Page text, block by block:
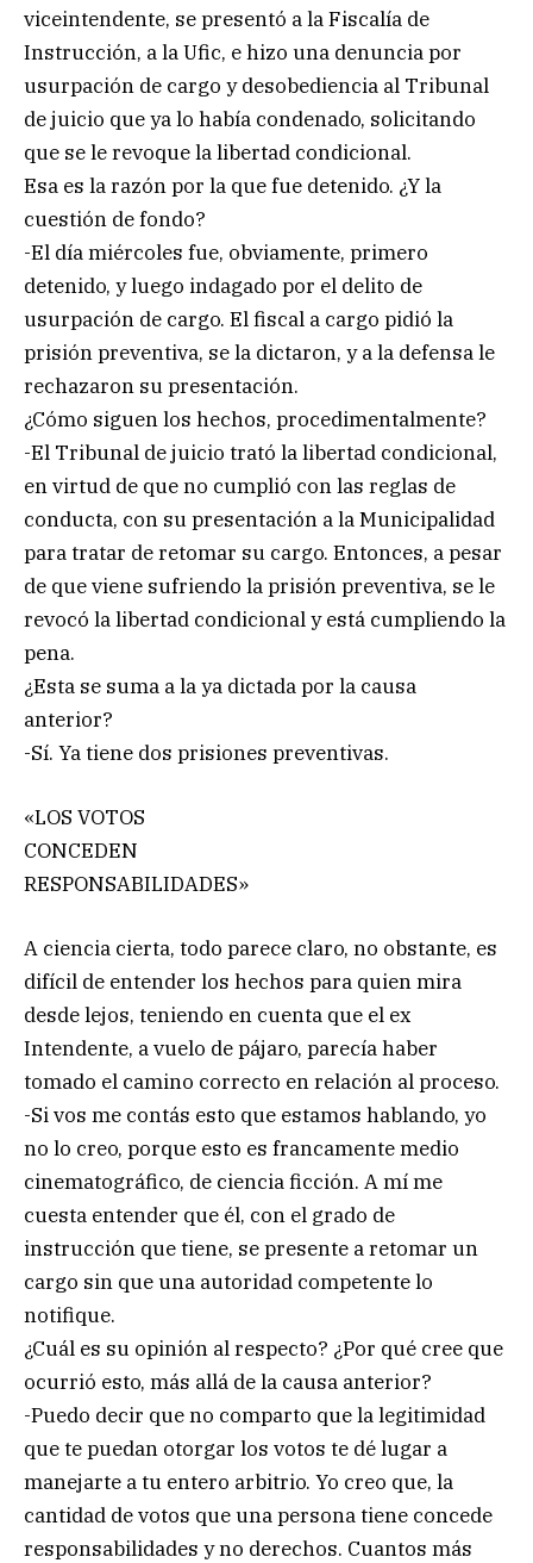
viceintendente, se presentó a la Fiscalía de
Instrucción, a la Ufic, e hizo una denuncia por
usurpación de cargo y desobediencia al Tribunal
de juicio que ya lo había condenado, solicitando
que se le revoque la libertad condicional.
Esa es la razón por la que fue detenido. ¿Y la
cuestión de fondo?
-El día miércoles fue, obviamente, primero
detenido, y luego indagado por el delito de
usurpación de cargo. El fiscal a cargo pidió la
prisión preventiva, se la dictaron, y a la defensa le
rechazaron su presentación.
¿Cómo siguen los hechos, procedimentalmente?
-El Tribunal de juicio trató la libertad condicional,
en virtud de que no cumplió con las reglas de
conducta, con su presentación a la Municipalidad
para tratar de retomar su cargo. Entonces, a pesar
de que viene sufriendo la prisión preventiva, se le
revocó la libertad condicional y está cumpliendo la
pena.
¿Esta se suma a la ya dictada por la causa
anterior?
-Sí. Ya tiene dos prisiones preventivas.
«LOS VOTOS
CONCEDEN
RESPONSABILIDADES»
A ciencia cierta, todo parece claro, no obstante, es
difícil de entender los hechos para quien mira
desde lejos, teniendo en cuenta que el ex
Intendente, a vuelo de pájaro, parecía haber
tomado el camino correcto en relación al proceso.
-Si vos me contás esto que estamos hablando, yo
no lo creo, porque esto es francamente medio
cinematográfico, de ciencia ficción. A mí me
cuesta entender que él, con el grado de
instrucción que tiene, se presente a retomar un
cargo sin que una autoridad competente lo
notifique.
¿Cuál es su opinión al respecto? ¿Por qué cree que
ocurrió esto, más allá de la causa anterior?
-Puedo decir que no comparto que la legitimidad
que te puedan otorgar los votos te dé lugar a
manejarte a tu entero arbitrio. Yo creo que, la
cantidad de votos que una persona tiene concede
responsabilidades y no derechos. Cuantos más